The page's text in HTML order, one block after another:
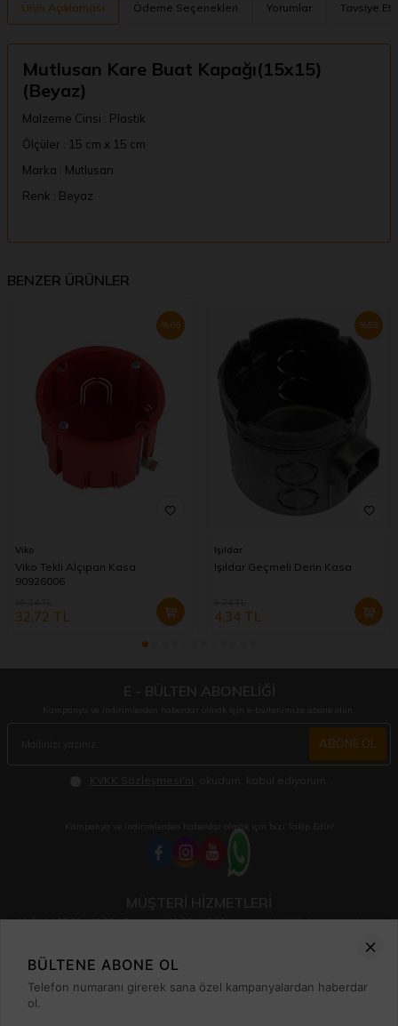
Ürün Açıklaması Ödeme Seçenekleri Yorumlar Tavsiye Et
Mutlusan Kare Buat Kapağı(15x15)
(Beyaz)
Malzeme Cinsi : Plastik
Ölçüler : 15 cm x 15 cm
Marka : Mutlusan
Renk : Beyaz
BENZER ÜRÜNLER
%66
Viko
Viko Tekli Alçıpan Kasa
90926006
32,72 TL
%53
Işıldar
Işıldar Geçmeli Derin Kasa
4,34TL
ABONE OL
Hafta içi 08:00 - 18:00 / Cumartesi 08:00 - 13:00 arası merak ettiğiniz tüm sorular ve
0850 515 01 10
BÜLTENE ABONE OL
Telefon numaranı girerek sana özel kampanyalardan haberdar
ol.